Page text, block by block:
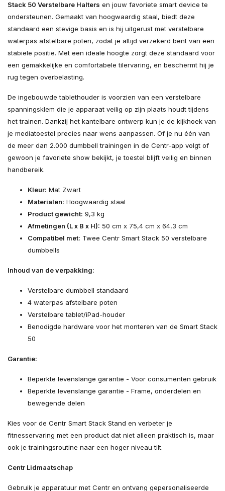
Stack 50 Verstelbare Halters en jouw favoriete smart device te
ondersteunen. Gemaakt van hoogwaardig staal, biedt deze
standaard een stevige basis en is hij uitgerust met verstelbare
waterpas afstelbare poten, zodat je altijd verzekerd bent van een
stabiele positie. Met een ideale hoogte zorgt deze standaard voor
een gemakkelijke en comfortabele tilervaring, en beschermt hij je
rug tegen overbelasting.
De ingebouwde tablethouder is voorzien van een verstelbare
spanningsklem die je apparaat veilig op zijn plaats houdt tijdens
het trainen. Dankzij het kantelbare ontwerp kun je de kijkhoek van
je mediatoestel precies naar wens aanpassen. Of je nu één van
de meer dan 2.000 dumbbell trainingen in de Centr-app volgt of
gewoon je favoriete show bekijkt, je toestel blijft veilig en binnen
handbereik.
Kleur: Mat Zwart
Materialen: Hoogwaardig staal
Product gewicht: 9,3 kg
Afmetingen (L x B x H): 50 cm x 75,4 cm x 64,3 cm
Compatibel met: Twee Centr Smart Stack 50 verstelbare
dumbbells
Inhoud van de verpakking:
Verstelbare dumbbell standaard
4 waterpas afstelbare poten
Verstelbare tablet/iPad-houder
Benodigde hardware voor het monteren van de Smart Stack
50
Garantie:
Beperkte levenslange garantie - Voor consumenten gebruik
Beperkte levenslange garantie - Frame, onderdelen en
bewegende delen
Kies voor de Centr Smart Stack Stand en verbeter je
fitnesservaring met een product dat niet alleen praktisch is, maar
ook je trainingsroutine naar een hoger niveau tilt.
Centr Lidmaatschap
Gebruik je apparatuur met Centr en ontvang gepersonaliseerde